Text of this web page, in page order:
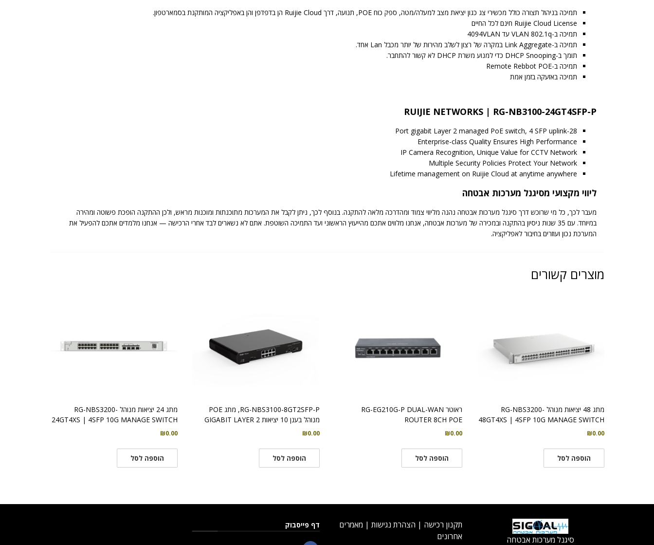
תמיכה בניהול תצורה כולל מכשירי צג כגון יציאת מצב למעלה/מטה, ספק כוח POE, תנועה, דרך Ruijie Cloud הן בדפדפן והן באפליקציה המותקנת בסמארטפון.
Ruijie Cloud License חינם לכל החיים
תמיכה ב-VLAN 802.1q עד 4094VLAN
תמיכה ב-Link Aggregate במקרה של רצון לשלב מהירות של יותר מכבל Lan אחד.
תומך ב-DHCP Snooping כדי למנוע משרת DHCP לא קשור להתחבר.
תמיכה ב-Remote Rebbot POE
תמיכה באזעקה בזמן אמת
RUIJIE NETWORKS | RG-NB3100-24GT4SFP-P
28-Port gigabit Layer 2 managed PoE switch, 4 SFP uplink
Enterprise-class Quality Ensures High Performance
IP Camera Recognition, Unique Value for CCTV Network
Multiple Security Policies Protect Your Network
Lifetime management on Ruijie Cloud at anytime anywhere
ליווי מקצועי מסיגנל מערכות אבטחה
מעבר לכך, כל מי שרוכש דרך סיגנל מערכות אבטחה נהנה מליווי צמוד ומהדרכה מלאה להתקנה. בנוסף לכך, ניתן לקבל את המערכות מתוכנתות ומוכנות מראש, ולכן ההתקנה הופכת פשוטה ומהירה
במיוחד. עם 35 שנות ניסיון בהתקנה ובמכירה של מערכות אבטחה, אנחנו מלווים אתכם מהייעוץ הראשוני ועד התמיכה השוטפת. אתם לא נשארים לבד אחרי הרכישה — אנחנו מלמדים אתכם להפעיל את
המערכת נכון ועוזרים בחיבור לאפליקציה.
מוצרים קשורים
מתג 48 יציאות מנוהל RG-NBS3200-
48GT4XS | 4SFP 10G MANAGE SWITCH
₪0.00
הוספה לסל
ראוטר RG-EG210G-P DUAL-WAN
ROUTER 8CH POE
₪0.00
הוספה לסל
RG-NBS3100-8GT2SFP-P, מתג POE
מנוהל בענן 10 יציאות GIGABIT LAYER 2
₪0.00
הוספה לסל
מתג 24 יציאות מנוהל RG-NBS3200-
24GT4XS | 4SFP 10G MANAGE SWITCH
₪0.00
הוספה לסל
סיגנל מערכות אבטחה
תקנון רכישה | הצהרת נגישות | מאמרים
אחרונים
דף פייסבוק